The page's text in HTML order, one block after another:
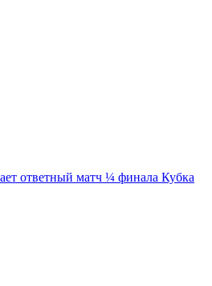
ответный матч ¼ финала Кубка